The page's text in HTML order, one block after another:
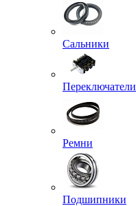
Сальники
Переключатели
Ремни
Подшипники